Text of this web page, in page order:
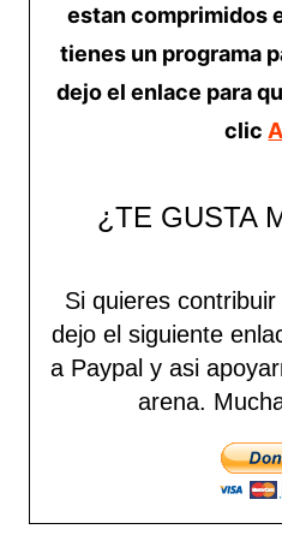
estan comprimidos
tienes un programa
dejo el enlace para
clic
¿TE GUSTA
Si quieres
dejo el siguiente
a Paypal y asi
arena.